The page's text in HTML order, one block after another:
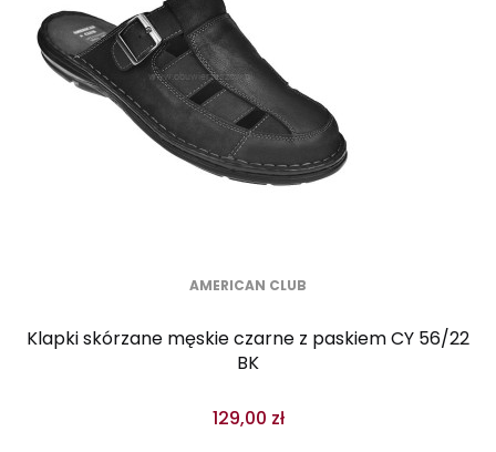
AMERICAN CLUB
Klapki skórzane męskie czarne z paskiem CY 56/22
BK
129,00 zł